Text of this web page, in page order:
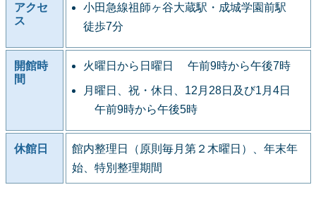
アクセ
ス
小田急線祖師ヶ谷大蔵駅・成城学園前駅
徒歩7分
開館時
間
火曜日から日曜日 午前9時から午後7時
月曜日、祝・休日、12月28日及び1月4日
午前9時から午後5時
休館日
館内整理日（原則毎月第２木曜日）、年末年
始、特別整理期間